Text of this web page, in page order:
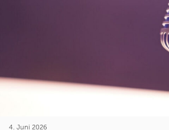
4. Juni 2026